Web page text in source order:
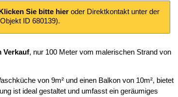
Sie bitte hier oder Direktkontakt unter der
ID 680139).
Verkauf, nur 100 Meter vom malerischen Strand von
von 9m² und einen Balkon von 10m², bietet
ist ideal gestaltet und umfasst ein geräumiges